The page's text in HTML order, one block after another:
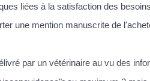
liées à la satisfaction des
une mention manuscrite de
par un vétérinaire au vu des